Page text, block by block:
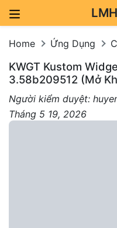
Home Ứng Dụng
KWGT Kustom
3.58b209512 (Mở
Người kiểm duyệt:
Tháng 5 19, 2026